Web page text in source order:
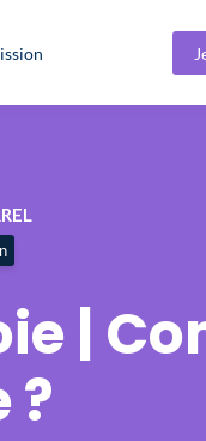
|
?